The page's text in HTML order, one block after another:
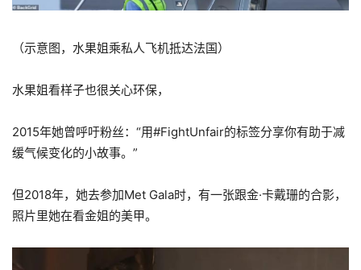
（示意图，水果姐乘私人飞机抵达法国）
水果姐看样子也很关心环保，
2015年她曾呼吁粉丝：“用#FightUnfair的标签分享你有助于减
缓气候变化的小故事。”
但2018年，她去参加Met Gala时，有一张跟金·卡戴珊的合影，
照片里她在看金姐的美甲。